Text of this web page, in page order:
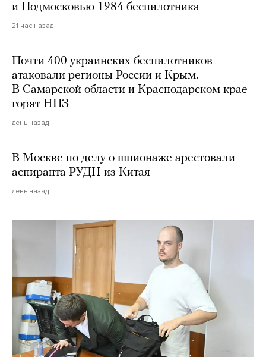
и Подмосковью 1984 беспилотника
21 час назад
Почти 400 украинских беспилотников
атаковали регионы России и Крым.
В Самарской области и Краснодарском крае
горят НПЗ
день назад
В Москве по делу о шпионаже арестовали
аспиранта РУДН из Китая
день назад